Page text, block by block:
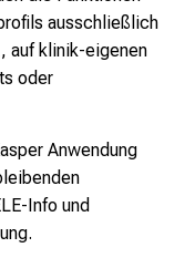
ausschließlich
auf klinik-eigenen
oder
Anwendung
Info und